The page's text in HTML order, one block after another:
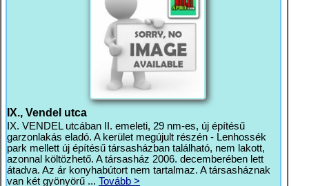
IX., Vendel utca
IX. VENDEL utcában II. emeleti, 29 nm-es, új építésű
garzonlakás eladó. A kerület megújult részén - Lenhossék
park mellett új építésű társasházban található, nem lakott,
azonnal költözhető. A társasház 2006. decemberében lett
átadva. Az ár konyhabútort nem tartalmaz. A társasháznak
van két gyönyörű ... Tovább >